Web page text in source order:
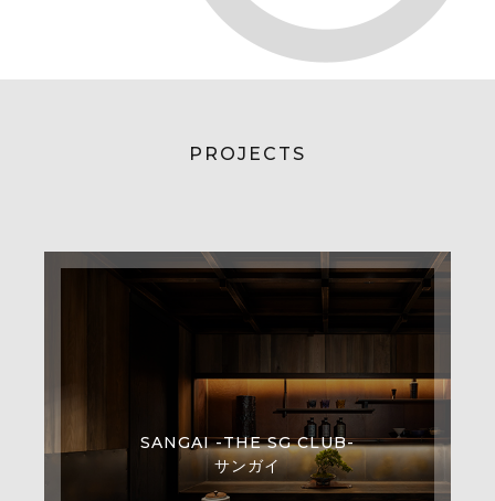
PROJECTS
SANGAI -THE SG CLUB-
サンガイ